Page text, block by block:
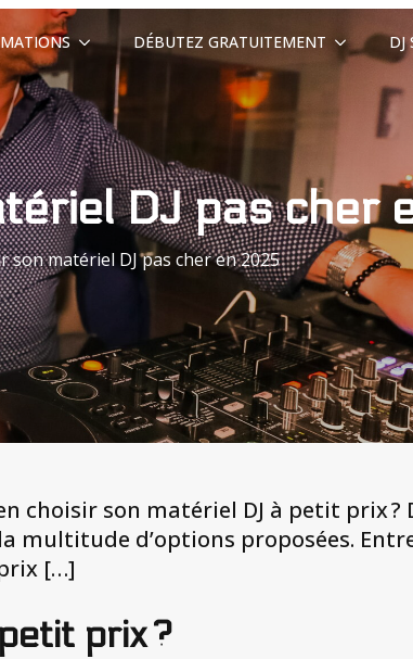
DÉBUTEZ GRATUITEMENT DJ
DJ pas cher
son matériel DJ pas cher en 2025
choisir son matériel DJ à petit prix ?
multitude d’options proposées.
[…]
prix ?